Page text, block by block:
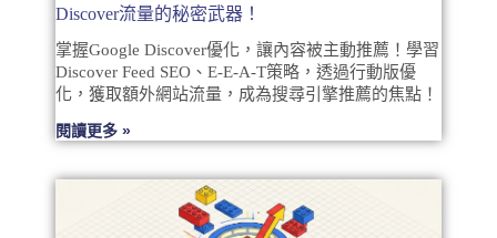
Discover流量的秘密武器！
掌握Google Discover優化，讓內容被主動推薦！學習
Discover Feed SEO、E-E-A-T策略，透過行動版優
化，獲取額外網站流量，成為搜尋引擎推薦的焦點！
閱讀更多 »